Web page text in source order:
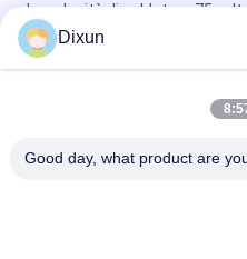
La velocità di saldatura 75
Manufacturing Machine del Plc
Plc 2.5mm Dia Roll Mesh
Costruzione Mesh Making
Dixun
Good day, what product are